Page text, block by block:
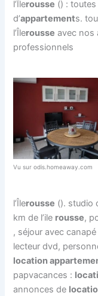
l’Îlerousse () :
d’appartements.
l’Îlerousse avec nos
professionnels
Vu sur odis.homeaway.com
l’Îlerousse (). studio
km de l’ile rousse,
, séjour avec
lecteur dvd,
location
papvacances :
annonces de